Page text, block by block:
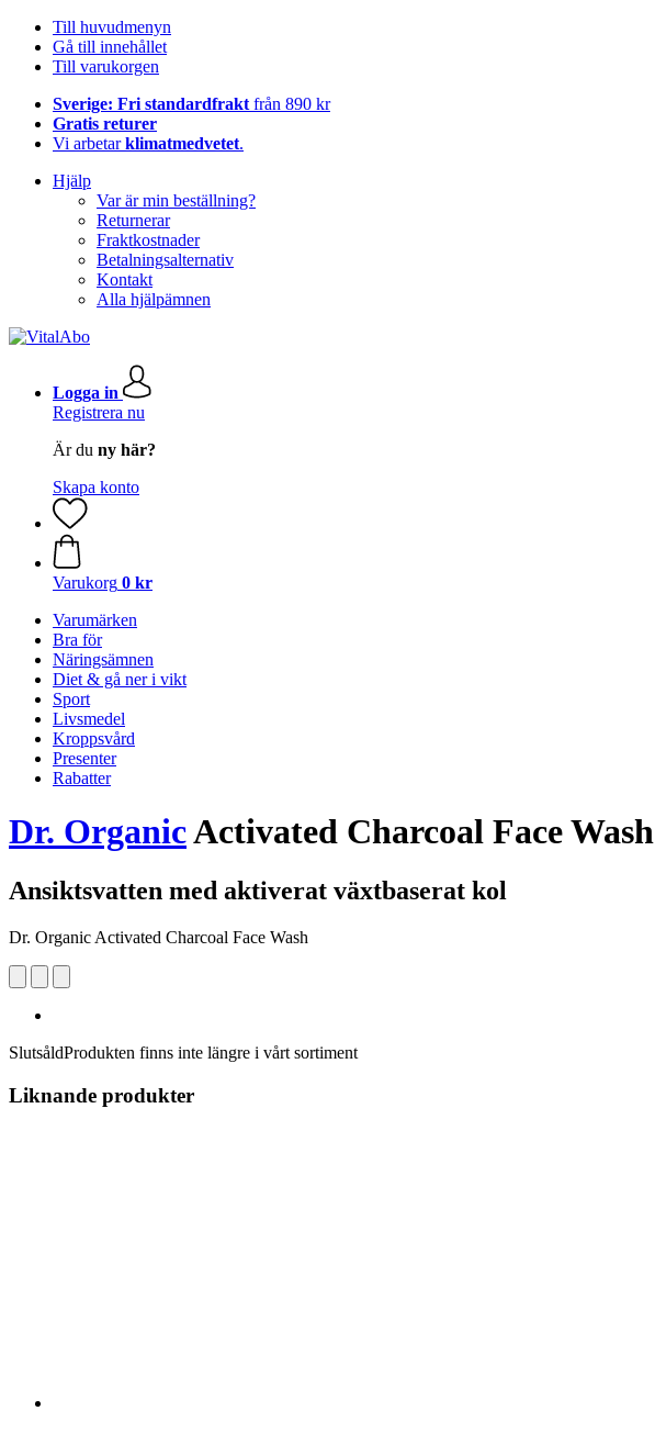
Till huvudmenyn
Gå till innehållet
Till varukorgen
Sverige: Fri standardfrakt från 890 kr
Gratis returer
Vi arbetarklimatmedvetet.
Hjälp
Var är min beställning?
Returnerar
Fraktkostnader
Betalningsalternativ
Kontakt
Alla hjälpämnen
Logga in
Registrera nu
Är du ny här?
Skapa konto
Varukorg 0 kr
Varumärken
Bra för
Näringsämnen
Diet & gå ner i vikt
Sport
Livsmedel
Kroppsvård
Presenter
Rabatter
Dr. OrganicActivated Charcoal Face Wash
Ansiktsvatten med aktiverat växtbaserat kol
Dr. Organic Activated Charcoal Face Wash
SlutsåldProdukten finns inte längre i vårt sortiment
Liknande produkter